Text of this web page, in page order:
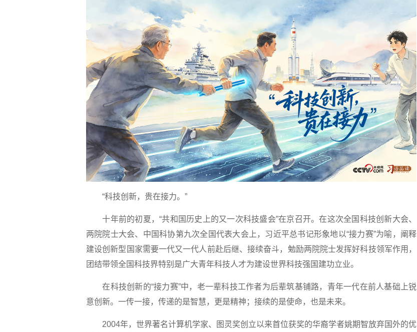
“科技创新，贵在接力。”
十年前的初夏，“共和国历史上的又一次科技盛会”在京召开。在这次全国科技创新大会、
两院院士大会、中国科协第九次全国代表大会上，习近平总书记形象地以“接力赛”为喻，阐释
建设创新型国家需要一代又一代人前赴后继、接续奋斗，勉励两院院士发挥好科技领军作用，
团结带领全国科技界特别是广大青年科技人才为建设世界科技强国建功立业。
在科技创新的“接力赛”中，老一辈科技工作者为后辈筑基铺路，青年一代在前人基础上锐
意创新。一传一接，传递的是智慧，更是精神；接续的是使命，也是未来。
2004年，世界著名计算机学家、图灵奖创立以来首位获奖的华裔学者姚期智放弃国外的优